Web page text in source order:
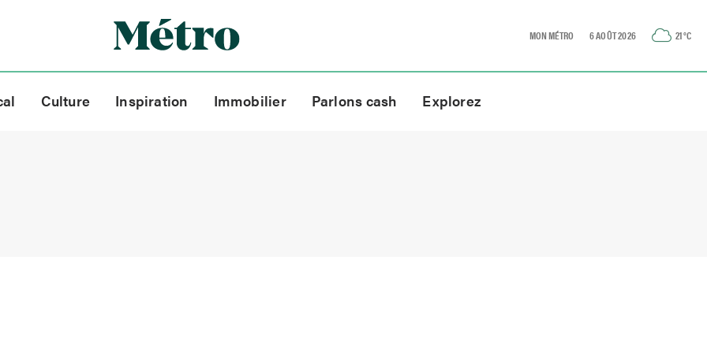
MON MÉTRO 6 AOÛT 2026 21°C
Culture Inspiration Immobilier Parlons cash Explorez